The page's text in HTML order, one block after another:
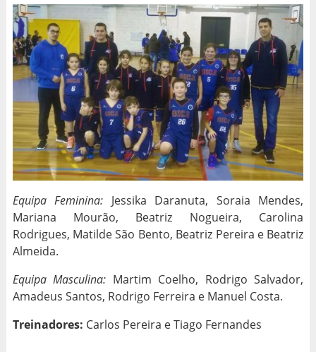
Equipa Feminina: Jessika Daranuta, Soraia Mendes,
Mariana Mourão, Beatriz Nogueira, Carolina
Rodrigues, Matilde São Bento, Beatriz Pereira e Beatriz
Almeida.
Equipa Masculina: Martim Coelho, Rodrigo Salvador,
Amadeus Santos, Rodrigo Ferreira e Manuel Costa.
Treinadores: Carlos Pereira e Tiago Fernandes